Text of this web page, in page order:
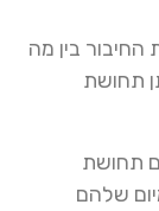
בין מה
תחושת
תחושת
שלהם